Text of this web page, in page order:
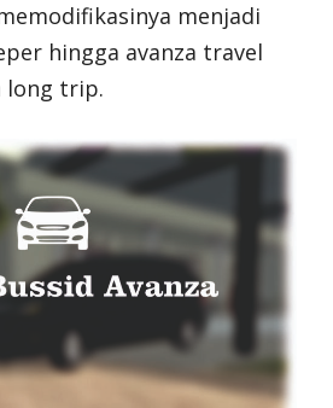
menjadi
hingga avanza travel
long trip.